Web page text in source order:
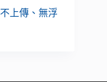
上傳、無浮